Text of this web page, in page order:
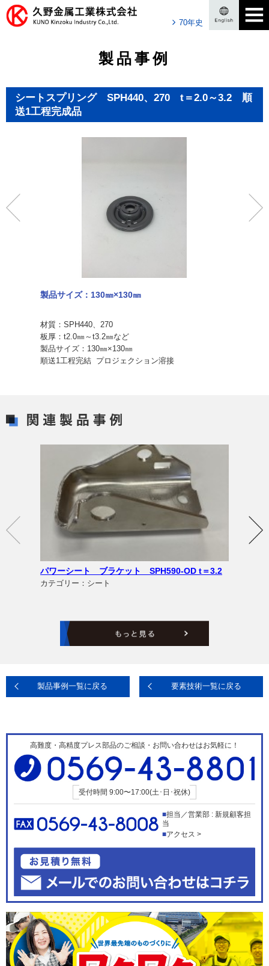
70年史
製品事例
シートスプリング SPH440、270 t＝2.0～3.2 順
送1工程完成品
​​​​​​​製品サイズ：130㎜×130㎜
材質：SPH440、270
板厚：t2.0㎜～t3.2㎜など
製品サイズ：130㎜×130㎜
順送1工程完結 プロジェクション溶接
パワーシート ブラケット SPH590-OD t＝3.2
カテゴリー：シート
製品事例一覧に戻る 要素技術一覧に戻る
高難度・高精度プレス部品のご相談・お問い合わせはお気軽に！
受付時間 9:00〜17:00(土･日･祝休)
担当／営業部 : 新規顧客担
当
アクセス >